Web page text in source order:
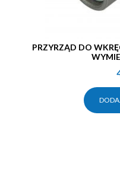
PRZYRZĄD DO WKRĘCANIA WKRĘTÓW DO G/G Z